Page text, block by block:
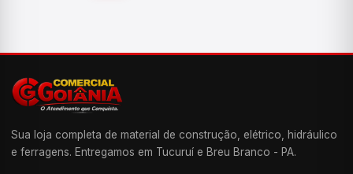
Sua loja completa de material de construção, elétrico, hidráulico
e ferragens. Entregamos em Tucuruí e Breu Branco - PA.